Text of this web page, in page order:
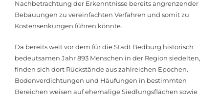
Nachbetrachtung der Erkenntnisse bereits angrenzender
Bebauungen zu vereinfachten Verfahren und somit zu
Kostensenkungen führen könnte.
Da bereits weit vor dem für die Stadt Bedburg historisch
bedeutsamen Jahr 893 Menschen in der Region siedelten,
finden sich dort Rückstände aus zahlreichen Epochen.
Bodenverdichtungen und Häufungen in bestimmten
Bereichen weisen auf ehemalige Siedlungsflächen sowie